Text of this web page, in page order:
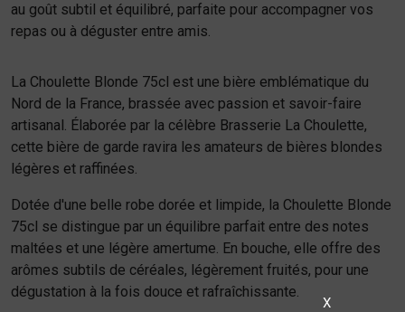
au goût subtil et équilibré, parfaite pour accompagner vos
repas ou à déguster entre amis.
La Choulette Blonde 75cl est une bière emblématique du
Nord de la France, brassée avec passion et savoir-faire
artisanal. Élaborée par la célèbre Brasserie La Choulette,
cette bière de garde ravira les amateurs de bières blondes
légères et raffinées.
Dotée d'une belle robe dorée et limpide, la Choulette Blonde
75cl se distingue par un équilibre parfait entre des notes
maltées et une légère amertume. En bouche, elle offre des
arômes subtils de céréales, légèrement fruités, pour une
dégustation à la fois douce et rafraîchissante.
X